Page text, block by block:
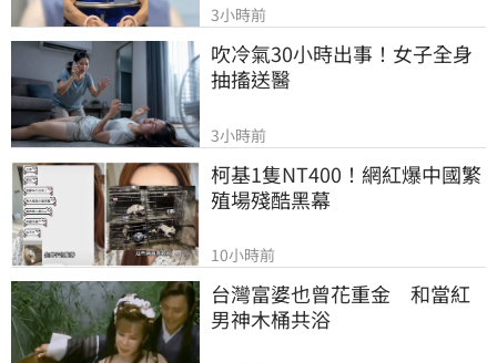
3小時前
吹冷氣30小時出事！女子全身
抽搐送醫
3小時前
柯基1隻NT400！網紅爆中國繁
殖場殘酷黑幕
10小時前
台灣富婆也曾花重金　和當紅
男神木桶共浴